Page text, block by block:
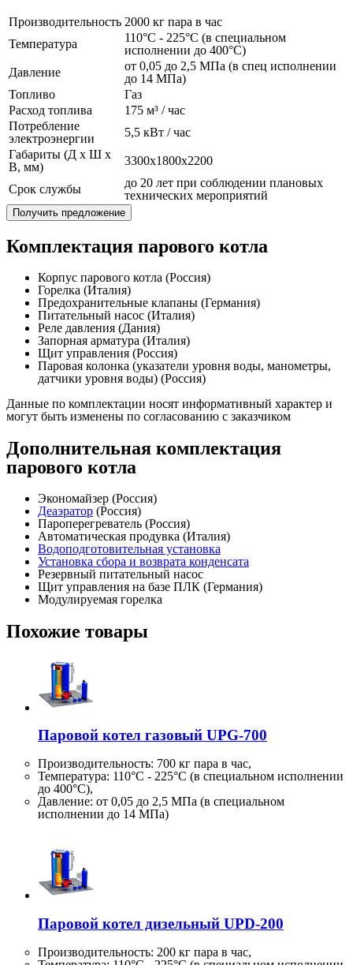
Производительность 2000 кг пара в час
Температура
110°C - 225°C (в специальном
исполнении до 400°C)
Давление
от 0,05 до 2,5 МПа (в спец исполнении
до 14 МПа)
Топливо
Газ
Расход топлива
175 м³ / час
Потребление
электроэнергии
5,5 кВт / час
Габариты (Д x Ш x
В, мм)
3300x1800x2200
Срок службы
до 20 лет при соблюдении плановых
технических мероприятий
Получить предложение
Комплектация парового котла
Корпус парового котла (Россия)
Горелка (Италия)
Предохранительные клапаны (Германия)
Питательный насос (Италия)
Реле давления (Дания)
Запорная арматура (Италия)
Щит управления (Россия)
Паровая колонка (указатели уровня воды, манометры,
датчики уровня воды) (Россия)
Данные по комплектации носят информативный характер и
могут быть изменены по согласованию с заказчиком
Дополнительная комплектация
парового котла
Экономайзер (Россия)
Деаэратор (Россия)
Пароперегреватель (Россия)
Автоматическая продувка (Италия)
Водоподготовительная установка
Установка сбора и возврата конденсата
Резервный питательный насос
Щит управления на базе ПЛК (Германия)
Модулируемая горелка
Похожие товары
Паровой котел газовый UPG-700
Производительность: 700 кг пара в час,
Температура: 110°C - 225°C (в специальном исполнении
до 400°C),
Давление: от 0,05 до 2,5 МПа (в специальном
исполнении до 14 МПа)
Паровой котел дизельный UPD-200
Производительность: 200 кг пара в час,